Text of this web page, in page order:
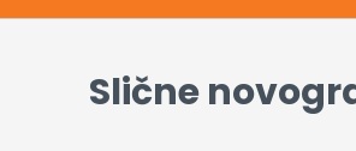
Slične